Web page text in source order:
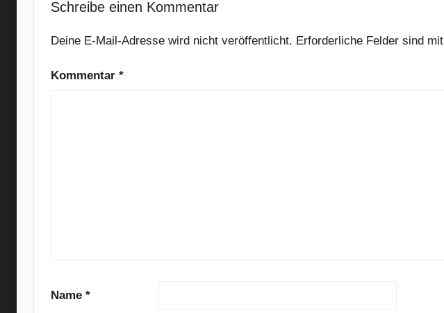
e
o
u
Schreibe einen Kommentar
Deine E-Mail-Adresse wird nicht veröffentlicht. Erforderliche Felder sind mit
Kommentar *
Name *